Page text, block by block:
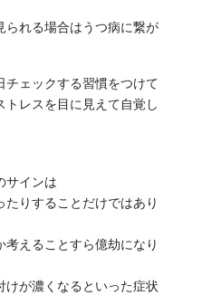
られる場合はうつ病に繋が
チェックする習慣をつけて
トレスを目に見えて自覚し
サインは
りすることだけではあり
えることすら億劫になり
けが濃くなるといった症状